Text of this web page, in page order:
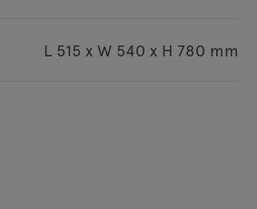
L 515 x W 540 x H 780 mm